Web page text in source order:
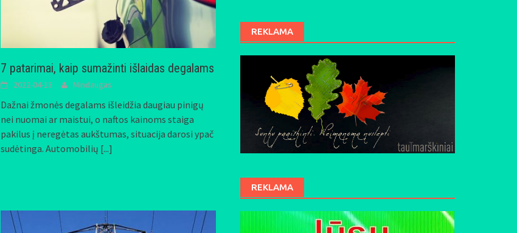
7 patarimai, kaip sumažinti išlaidas degalams
2022-04-13 Mindaugas
Dažnai žmonės degalams išleidžia daugiau pinigų
nei nuomai ar maistui, o naftos kainoms staiga
pakilus į neregėtas aukštumas, situacija darosi ypač
sudėtinga. Automobilių [...]
REKLAMA
REKLAMA